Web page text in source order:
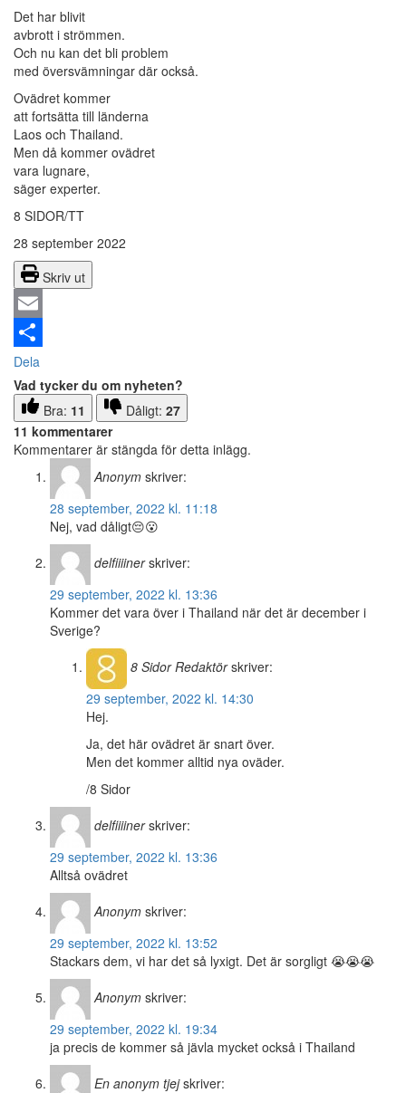
Det har blivit
avbrott i strömmen.
Och nu kan det bli problem
med översvämningar där också.
Ovädret kommer
att fortsätta till länderna
Laos och Thailand.
Men då kommer ovädret
vara lugnare,
säger experter.
8 SIDOR/TT
28 september 2022
Skriv ut
Email
Dela
Vad tycker du om nyheten?
Bra: 11 Dåligt: 27
11 kommentarer
Kommentarer är stängda för detta inlägg.
Anonym skriver:
28 september, 2022 kl. 11:18
Nej, vad dåligt😔😮
delfiiiiner skriver:
29 september, 2022 kl. 13:36
Kommer det vara över i Thailand när det är december i
Sverige?
8 SidorRedaktör skriver:
29 september, 2022 kl. 14:30
Hej.
Ja, det här ovädret är snart över.
Men det kommer alltid nya oväder.
/8 Sidor
delfiiiiner skriver:
29 september, 2022 kl. 13:36
Alltså ovädret
Anonym skriver:
29 september, 2022 kl. 13:52
Stackars dem, vi har det så lyxigt. Det är sorgligt 😭😭😭
Anonym skriver:
29 september, 2022 kl. 19:34
ja precis de kommer så jävla mycket också i Thailand
En anonym tjej skriver: